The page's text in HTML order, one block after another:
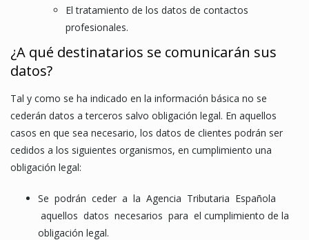
El tratamiento de los datos de contactos
profesionales.
¿A qué destinatarios se comunicarán sus
datos?
Tal y como se ha indicado en la información básica no se
cederán datos a terceros salvo obligación legal. En aquellos
casos en que sea necesario, los datos de clientes podrán ser
cedidos a los siguientes organismos, en cumplimiento una
obligación legal:
Se podrán ceder a la Agencia Tributaria Española
aquellos datos necesarios para el cumplimiento de la
obligación legal.